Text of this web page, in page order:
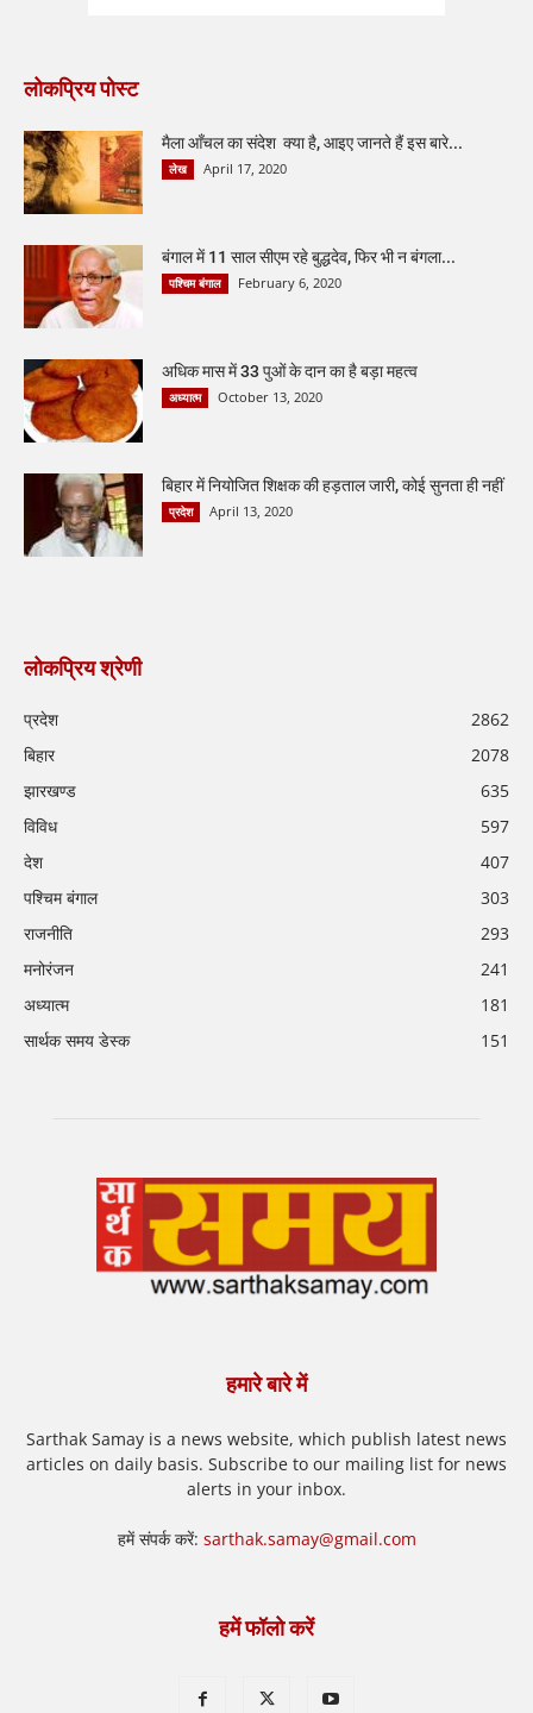
लोकप्रिय पोस्ट
मैला आँचल का संदेश क्या है, आइए जानते हैं इस बारे...
लेख April 17, 2020
बंगाल में 11 साल सीएम रहे बुद्धदेव, फिर भी न बंगला...
पश्चिम बंगाल February 6, 2020
अधिक मास में 33 पुओं के दान का है बड़ा महत्व
अध्यात्म October 13, 2020
बिहार में नियोजित शिक्षक की हड़ताल जारी, कोई सुनता ही नहीं
प्रदेश April 13, 2020
लोकप्रिय श्रेणी
प्रदेश
2862
बिहार
2078
झारखण्ड
635
विविध
597
देश
407
पश्चिम बंगाल
303
राजनीति
293
मनोरंजन
241
अध्यात्म
181
सार्थक समय डेस्क
151
हमारे बारे में
Sarthak Samay is a news website, which publish latest news
articles on daily basis. Subscribe to our mailing list for news
alerts in your inbox.
हमें संपर्क करें: sarthak.samay@gmail.com
हमें फॉलो करें